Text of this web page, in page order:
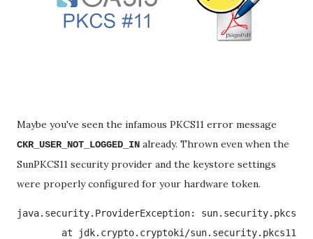
Maybe you've seen the infamous PKCS11 error message
CKR_USER_NOT_LOGGED_IN already. Thrown even when the
SunPKCS11 security provider and the keystore settings
were properly configured for your hardware token.
java.security.ProviderException:
at jdk.crypto.cryptoki/